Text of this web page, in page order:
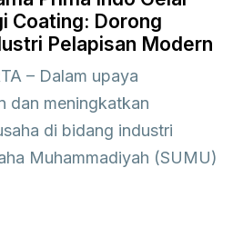
Coating: Dorong
Pelapisan Modern
– Dalam upaya
dan meningkatkan
di bidang industri
Muhammadiyah (SUMU)